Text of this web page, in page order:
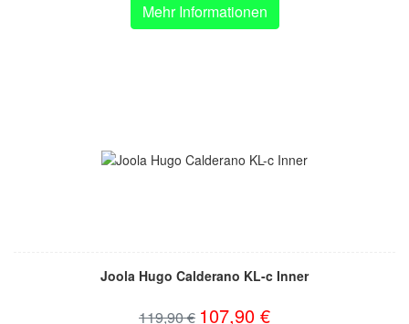
Mehr Informationen
Joola Hugo Calderano KL-c Inner
119,90 € 107,90 €